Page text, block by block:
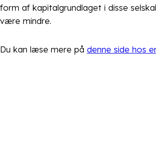
form af kapitalgrundlaget i disse
være mindre.
Du kan læse mere på denne side hos